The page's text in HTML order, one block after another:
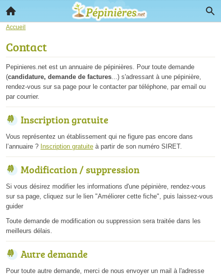
Accueil
Contact
Pepinieres.net est un annuaire de pépinières. Pour toute demande
(candidature, demande de factures...) s'adressant à une pépinière,
rendez-vous sur sa page pour le contacter par téléphone, par email ou
par courrier.
Inscription gratuite
Vous représentez un établissement qui ne figure pas encore dans
l’annuaire ? Inscription gratuite à partir de son numéro SIRET.
Modification / suppression
Si vous désirez modifier les informations d'une pépinière, rendez-vous
sur sa page, cliquez sur le lien "Améliorer cette fiche", puis laissez-vous
guider
Toute demande de modification ou suppression sera traitée dans les
meilleurs délais.
Autre demande
Pour toute autre demande, merci de nous envoyer un mail à l'adresse